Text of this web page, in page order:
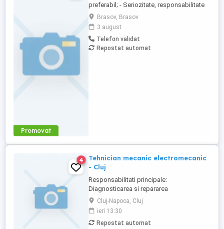
Promovat
preferabil; - Seriozitate, responsabilitate
și implicare; - Rezistenta la efort fizic; -
Posesor autorizatie ISCIR reprezinta
avantaj. Activitate: - Respectarea
procedurilor operaţionale la nivel de
depozit; - Manipularea cutiilor in depozit
Brasov, Brasov
3 august
Telefon validat
Repostat automat
4
Tehnician mecanic electromecanic
- Cluj
Responsabilitati principale:
Diagnosticarea si repararea
echipamentelor ( stivuitoare, transpalete )
conform standardelor producatorului atat
la atelierul propriu cat si la sediul clientilor
( acoperim judetele:
Cluj-Napoca, Cluj
ieri 13:30
Repostat automat